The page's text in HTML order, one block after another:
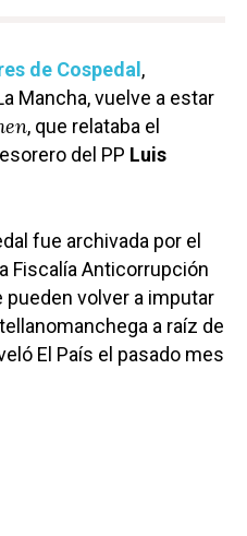
de Cospedal ,
Mancha, vuelve a estar
, que relataba el
del PP Luis
fue archivada por el
Fiscalía Anticorrupción
pueden volver a imputar
a raíz de
El País el pasado mes